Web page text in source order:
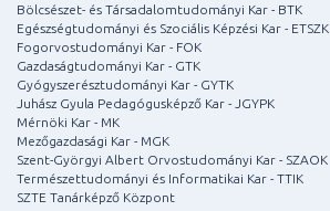
Bölcsészet- és Társadalomtudományi Kar - BTK
Egészségtudományi és Szociális Képzési Kar - ETSZK
Fogorvostudományi Kar - FOK
Gazdaságtudományi Kar - GTK
Gyógyszerésztudományi Kar - GYTK
Juhász Gyula Pedagógusképző Kar - JGYPK
Mérnöki Kar - MK
Mezőgazdasági Kar - MGK
Szent-Györgyi Albert Orvostudományi Kar - SZAOK
Természettudományi és Informatikai Kar - TTIK
SZTE Tanárképző Központ